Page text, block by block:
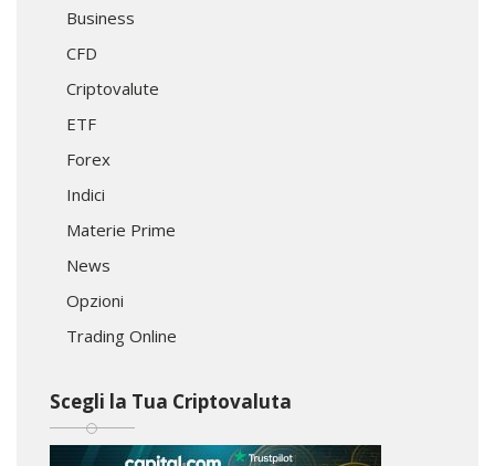
Business
CFD
Criptovalute
ETF
Forex
Indici
Materie Prime
News
Opzioni
Trading Online
Scegli la Tua Criptovaluta